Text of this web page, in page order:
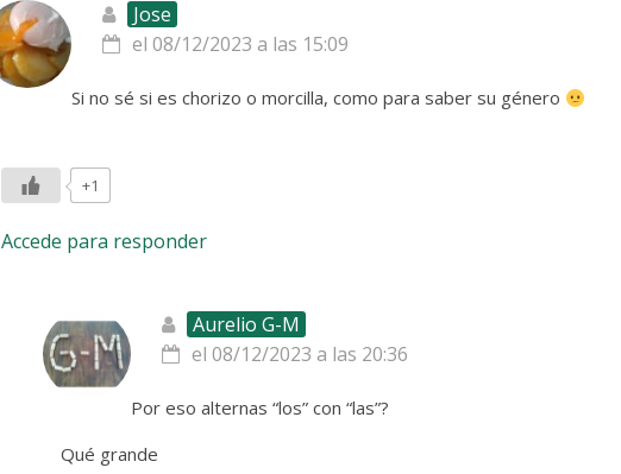
Jose
el 08/12/2023 a las 15:09
Si no sé si es chorizo o morcilla, como para saber su género
+1
Accede para responder
Aurelio G-M
el 08/12/2023 a las 20:36
Por eso alternas “los” con “las”?
Qué grande